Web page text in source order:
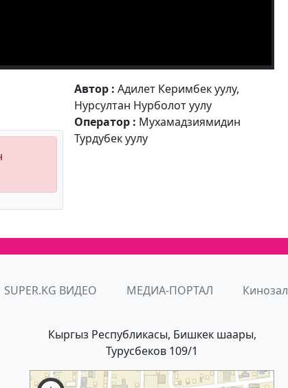
Автор : Адилет Керимбек уулу,
Нурсултан Нурболот уулу
Оператор : Мухамадзиямидин
Турдубек уулу
SUPER.KG ВИДЕО МЕДИА-ПОРТАЛ Кинозал
Кыргыз Республикасы, Бишкек шаары,
Турусбеков 109/1